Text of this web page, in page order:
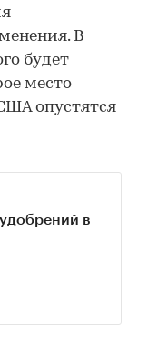
В
будет
место
опустятся
в